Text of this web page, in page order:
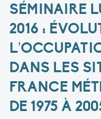
SÉMINAIRE
2016 :
DANS LES
FRANCE
DE 1975 À